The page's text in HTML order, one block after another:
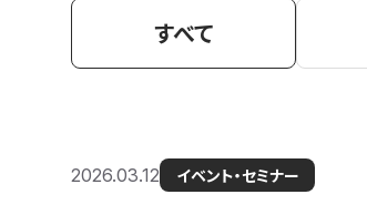
すべて
2026.03.12 イベント・セミナー